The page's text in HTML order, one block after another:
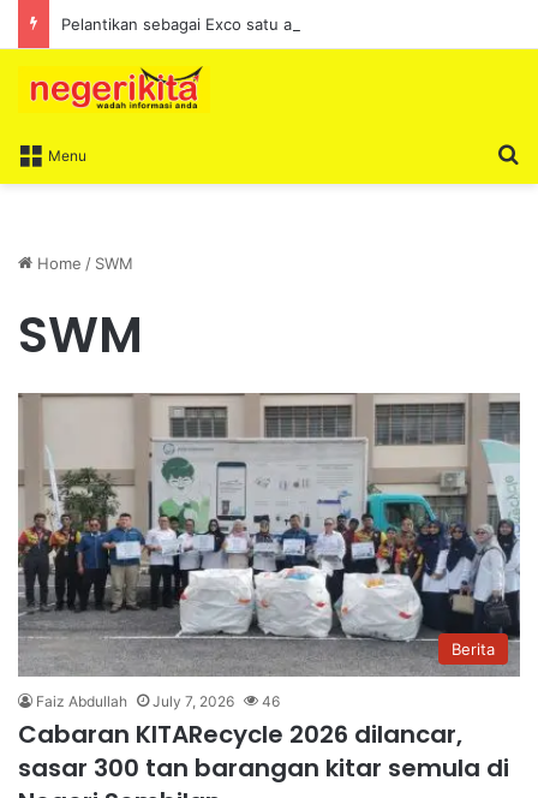
Menu
Home / SWM
SWM
Berita
Faiz Abdullah July 7, 2026 46
Cabaran KITARecycle 2026 dilancar,
sasar 300 tan barangan kitar semula di